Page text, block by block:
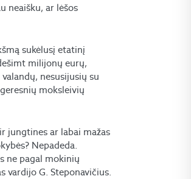
neaišku, ar lėšos
sukėlusį etatinį
milijonų eurų,
nesusijusių su
moksleivių
jungtines ar labai mažas
Nepadeda.
ne pagal mokinių
vardijo G. Steponavičius.